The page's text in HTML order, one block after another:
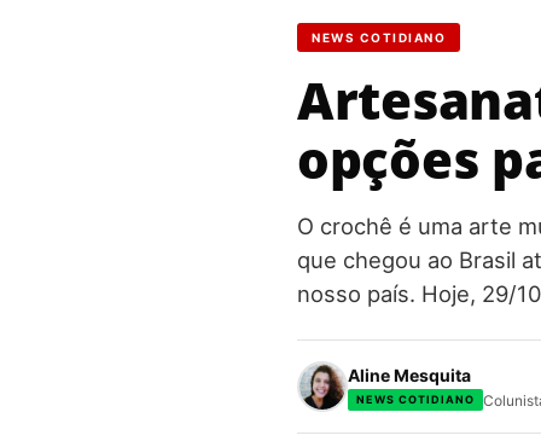
NEWS COTIDIANO
opções
O crochê é uma arte
que chegou ao Brasil
nosso país. Hoje, 29/
Aline Mesquita
NEWS COTIDIANO